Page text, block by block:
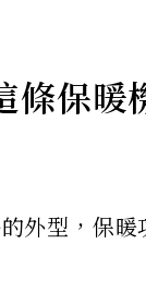
保暖
外型，保暖